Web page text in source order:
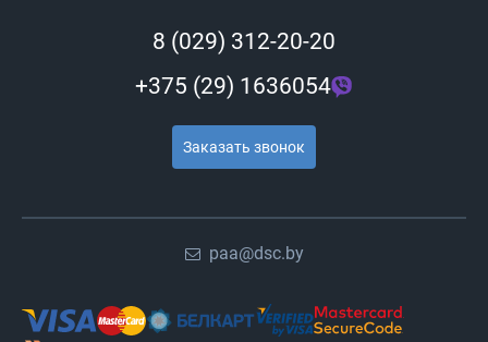
8 (029) 312-20-20
+375 (29) 1636054
Заказать звонок
paa@dsc.by